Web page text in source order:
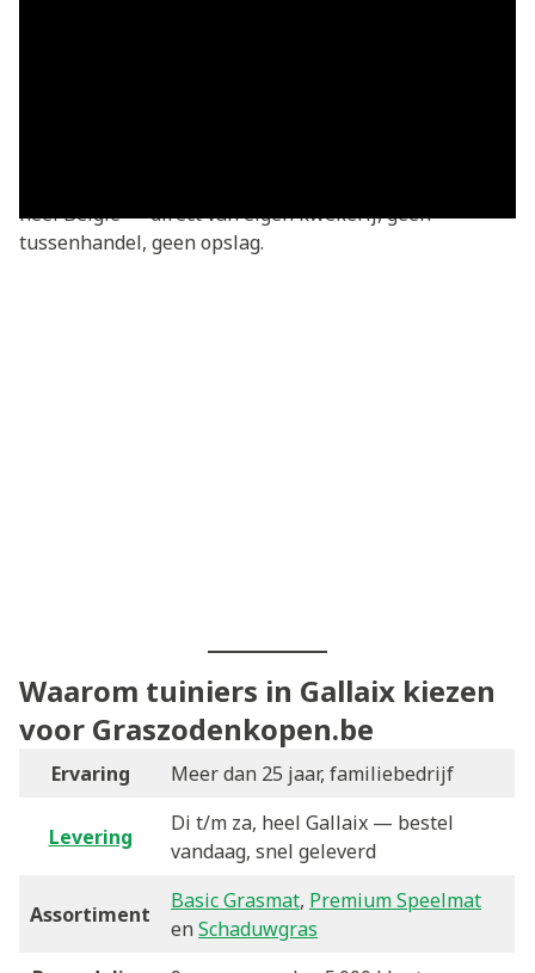
heel België — direct van eigen kwekerij, geen
tussenhandel, geen opslag.
Waarom tuiniers in Gallaix kiezen
voor Graszodenkopen.be
Ervaring Meer dan 25 jaar, familiebedrijf
Levering
Di t/m za, heel Gallaix — bestel
vandaag, snel geleverd
Assortiment
Basic Grasmat, Premium Speelmat
en Schaduwgras